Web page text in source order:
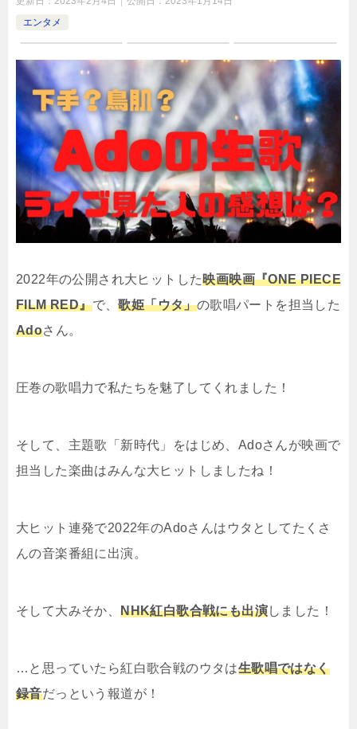
エンタメ
2022年の公開され大ヒットした映画映画『ONE PIECE
FILM RED』で、歌姫「ウタ」の歌唱パートを担当した
Adoさん。
圧巻の歌唱力で私たちを魅了してくれました！
そして、主題歌「新時代」をはじめ、Adoさんが映画で
担当した楽曲はみんな大ヒットしましたね！
大ヒット連発で2022年のAdoさんはウタとしてたくさ
んの音楽番組に出演。
そして大みそか、NHK紅白歌合戦にも出演しました！
…と思っていたら紅白歌合戦のウタは生歌唱ではなく
録音だっという報道が！